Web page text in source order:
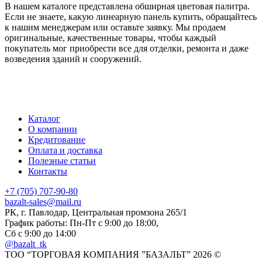
В нашем каталоге представлена обширная цветовая палитра.
Если не знаете, какую линеарную панель купить, обращайтесь
к нашим менеджерам или оставьте заявку. Мы продаем
оригинальные, качественные товары, чтобы каждый
покупатель мог приобрести все для отделки, ремонта и даже
возведения зданий и сооружений.
Каталог
О компании
Кредитование
Оплата и доставка
Полезные статьи
Контакты
+7 (705) 707-90-80
bazalt-sales@mail.ru
РК, г. Павлодар, Центральная промзона 265/1
График работы: Пн-Пт с 9:00 до 18:00,
Сб с 9:00 до 14:00
@bazalt_tk
ТОО “ТОРГОВАЯ КОМПАНИЯ ”БАЗАЛЬТ” 2026 ©